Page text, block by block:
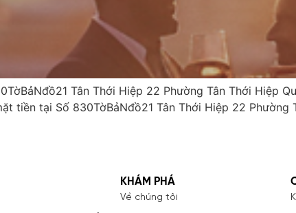
Tân Thới Hiệp 22 Phường Tân Thới Hiệp
tiền tại Số 830TờBảNđồ21 Tân Thới Hiệp 22
KHÁM PHÁ
Về chúng tôi